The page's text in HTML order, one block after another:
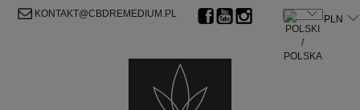
KONTAKT@CBDREMEDIUM.PL